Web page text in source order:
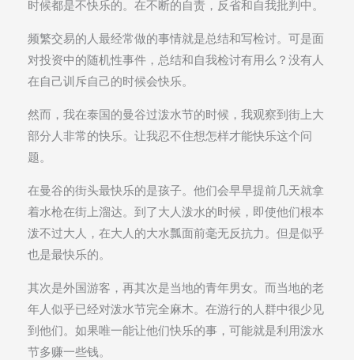
时候都是不快乐的。在不断的自责，反省和自我批判中。
频繁交易的人最经常做的事情就是总结和写检讨。可是面
对投资中的随机性事件，总结和自我检讨有用么？没有人
在自己训斥自己的时候会快乐。
然而，我在泰国的曼谷过泼水节的时候，我观察到街上大
部分人非常的快乐。让我忍不住想怎样才能快乐这个问
题。
在曼谷的街头最快乐的是孩子。他们会早早提前几天就拿
着水枪在街上溜达。到了大人泼水的时候，即使他们根本
泼不过大人，在大人的大水瓢面前毫无反抗力。但是似乎
也是最快乐的。
其次是外国游客，再其次是当地的青年男女。而当地的老
年人似乎已经对泼水节完全麻木。在游行的人群中很少见
到他们。如果唯一能让他们快乐的事，可能就是利用泼水
节多赚一些钱。